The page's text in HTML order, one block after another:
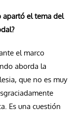
apartó el tema del
el marco
aborda la
que no es muy
Es una cuestión